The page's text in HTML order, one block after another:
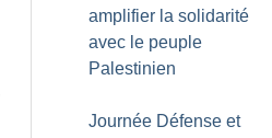
amplifier la solidarité
avec le peuple
Palestinien
Journée Défense et